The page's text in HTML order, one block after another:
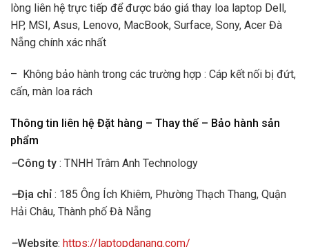
lòng liên hệ trực tiếp để được báo giá thay loa laptop Dell,
HP, MSI, Asus, Lenovo, MacBook, Surface, Sony, Acer Đà
Nẵng chính xác nhất
– Không bảo hành trong các trường hợp : Cáp kết nối bị đứt,
cấn, màn loa rách
Thông tin liên hệ Đặt hàng – Thay thế – Bảo hành sản
phẩm
–Công ty : TNHH Trâm Anh Technology
–Địa chỉ : 185 Ông Ích Khiêm, Phường Thạch Thang, Quận
Hải Châu, Thành phố Đà Nẵng
–Website: https://laptopdanang.com/